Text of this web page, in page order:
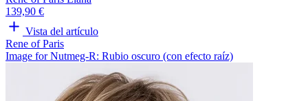
139,90 €
Vista del artículo
Rene of Paris
Image for Nutmeg-R: Rubio oscuro (con efecto raíz)